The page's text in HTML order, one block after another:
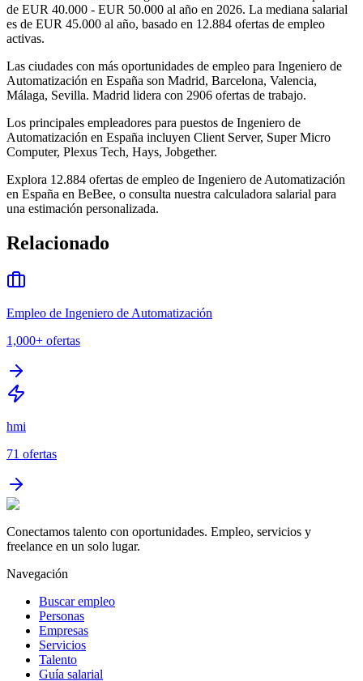
de EUR 40.000 - EUR 50.000 al año en 2026. La mediana salarial
es de EUR 45.000 al año, basado en 12.884 ofertas de empleo
activas.
Las ciudades con más oportunidades de empleo para Ingeniero de
Automatización en España son Madrid, Barcelona, Valencia,
Málaga, Sevilla. Madrid lidera con 2906 ofertas de trabajo.
Los principales empleadores para puestos de Ingeniero de
Automatización en España incluyen Client Server, Super Micro
Computer, Plexus Tech, Hays, Jobgether.
Explora 12.884 ofertas de empleo de Ingeniero de Automatización
en España en BeBee, o consulta nuestra calculadora salarial para
una estimación personalizada.
Relacionado
Empleo de Ingeniero de Automatización
1,000+ ofertas
hmi
71 ofertas
Conectamos talento con oportunidades. Empleo, servicios y
freelance en un solo lugar.
Navegación
Buscar empleo
Personas
Empresas
Servicios
Talento
Guía salarial